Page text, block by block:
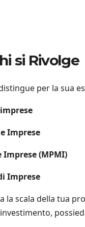
si Rivolge
per la sua
Imprese
Imprese (MPMI)
Imprese
la scala della tua